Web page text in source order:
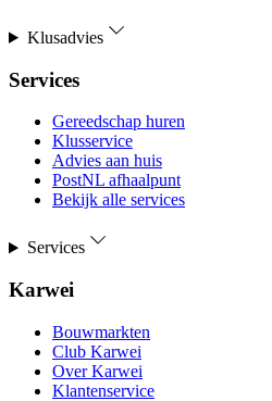
Klusadvies
Services
Gereedschap huren
Klusservice
Advies aan huis
PostNL afhaalpunt
Bekijk alle services
Services
Karwei
Bouwmarkten
Club Karwei
Over Karwei
Klantenservice